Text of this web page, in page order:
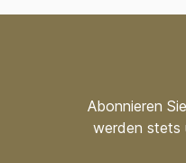
Abonnieren
werden stets